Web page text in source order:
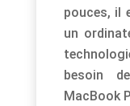
pouces, il
un
besoin
MacBook